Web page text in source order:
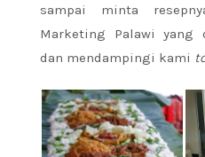
sampai minta
Marketing Palawi yang
dan mendampingi kami